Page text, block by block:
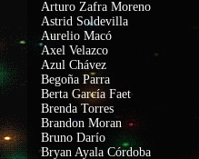
Arturo Zafra Moreno
Astrid Soldevilla
Aurelio Macó
Axel Velazco
Azul Chávez
Begoña Parra
Berta García Faet
Brenda Torres
Brandon Moran
Bruno Darío
Bryan Ayala Córdoba